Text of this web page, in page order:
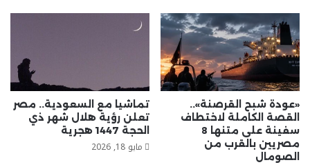
«عودة شبح القرصنة»..
القصة الكاملة لاختطاف
سفينة على متنها 8
مصريين بالقرب من
الصومال
تماشيا مع السعودية.. مصر
تعلن رؤية هلال شهر ذي
الحجة 1447 هجرية
مايو 18, 2026